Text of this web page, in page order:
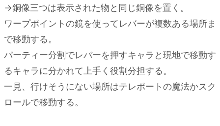
→銅像三つは表示された物と同じ銅像を置く。
ワープポイントの鏡を使ってレバーが複数ある場所ま
で移動する。
パーティー分割でレバーを押すキャラと現地で移動す
るキャラに分かれて上手く役割分担する。
一見、行けそうにない場所はテレポートの魔法かスク
ロールで移動する。